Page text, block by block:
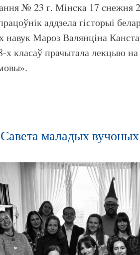
№ 23 г. Мінска 17 снежня
аддзела гісторыі
навук Мароз Валянціна
х класаў прачытала лекцыю
маладых